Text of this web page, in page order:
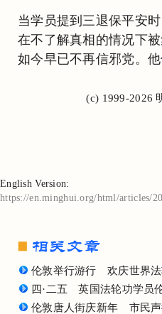
当学员提到三退保平安
在不了解真相的情况下
如今早已不再信邪党。
(c) 1999-2026
English Version:
https://en.minghui.org/html/articles/
伦敦举行游行 欢庆世界法
四·二五 英国法轮功学员
伦敦唐人街庆新年 市民声